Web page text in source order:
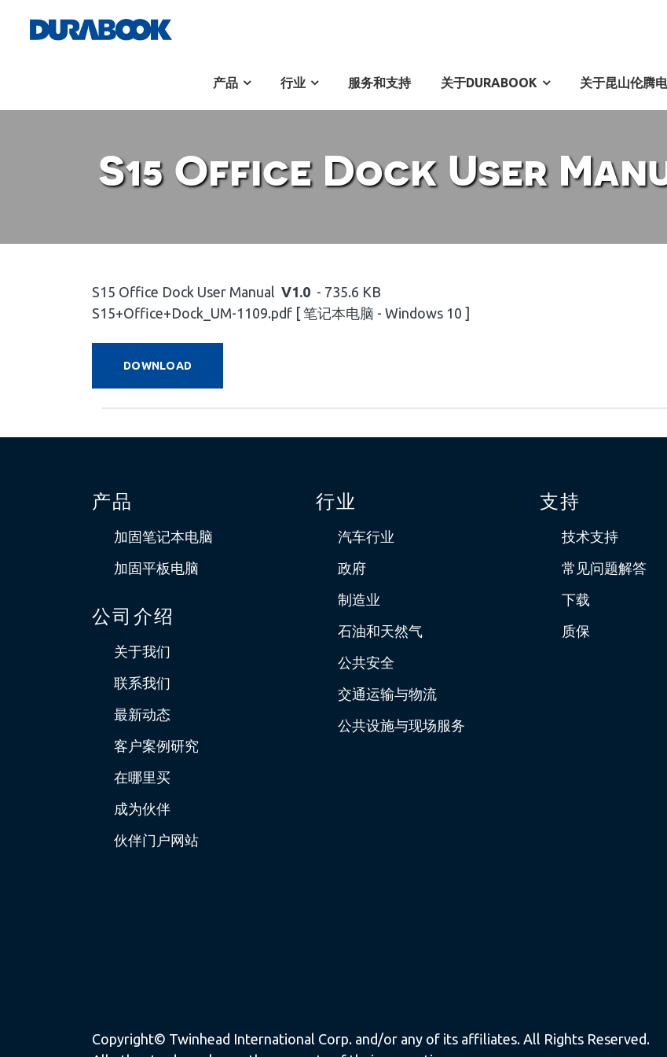
产品 行业 服务和支持 关于DURABOOK 关于昆山伦腾
S15 Office Dock User
S15 Office Dock User Manual V1.0 - 735.6 KB
S15+Office+Dock_UM-1109.pdf [ 笔记本电脑 - Windows 10 ]
DOWNLOAD
产品
加固笔记本电脑
加固平板电脑
公司介绍
关于我们
联系我们
最新动态
客户案例研究
在哪里买
成为伙伴
伙伴门户网站
行业
汽车行业
政府
制造业
石油和天然气
公共安全
交通运输与物流
公共设施与现场服务
支持
技术支持
常见问题解答
下载
质保
Copyright© Twinhead International Corp. and/or any of its affiliates. All Rights Reserved.